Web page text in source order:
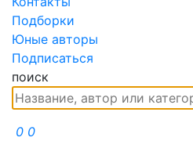
Подборки
Юные авторы
Подписаться
поиск
0 0